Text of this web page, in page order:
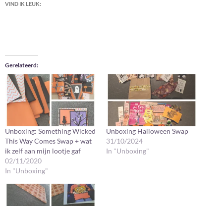
VIND IK LEUK:
Gerelateerd
Unboxing: Something Wicked
This Way Comes Swap + wat
ik zelf aan mijn lootje gaf
02/11/2020
In "Unboxing"
Unboxing Halloween Swap
31/10/2024
In "Unboxing"